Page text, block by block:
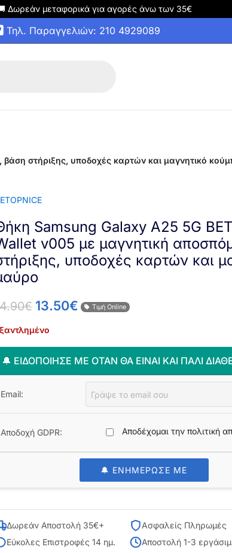
Δωρεάν μεταφορικά για αγορές άνω των 35€
Τηλ. Παραγγελιών: 210 4929089
στήριξης, υποδοχές καρτών και μαγνητικό
Samsung Galaxy A25 5G
v005 με μαγνητική
υποδοχές καρτών και
€ 13.50€ Τιμή Online
🔔 ΕΙΔΟΠΟΊΗΣΈ ΜΕ ΌΤΑΝ ΘΑ ΕΊΝΑΙ ΚΑΙ ΠΆΛΙ
Email:
Αποδοχή GDPR: Αποδέχομαι την πολιτική
🔔 ΕΝΗΜΕΡΩΣΕ ΜΕ
Δωρεάν Αποστολή 35€+
Ασφαλείς Πληρωμές
Εύκολες Επιστροφές 14 ημ.
Αποστολή 1-3